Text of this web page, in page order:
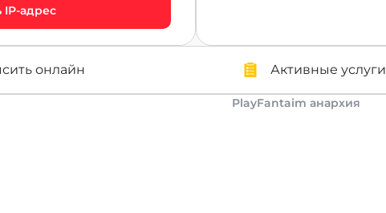
IP-адрес
онлайн Активные услуги
PlayFantaim анархия